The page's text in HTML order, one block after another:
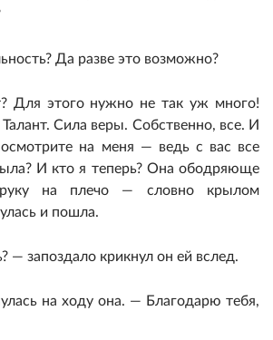
Да разве это возможно?
Для этого нужно не так уж много!
Сила веры. Собственно, все. И
на меня — ведь с вас все
И кто я теперь? Она ободряюще
на плечо — словно крылом
и пошла.
— запоздало крикнул он ей вслед.
на ходу она. — Благодарю тебя,